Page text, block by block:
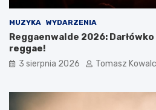
MUZYKA WYDARZENIA
Reggaenwalde 2026:
reggae!
3 sierpnia 2026 Tomasz